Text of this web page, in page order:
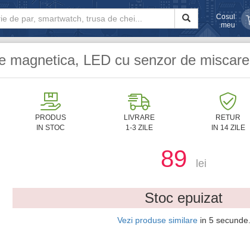
Cosul
meu
magnetica, LED cu senzor de miscare
PRODUS
IN STOC
LIVRARE
1-3 ZILE
RETUR
IN 14 ZILE
89 lei
Stoc epuizat
Vezi produse similare in 4secunde.